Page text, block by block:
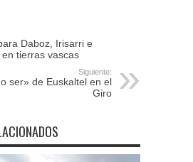
Daboz, Irisarri e
tierras vascas
Siguiente:
ser» de Euskaltel en el
Giro